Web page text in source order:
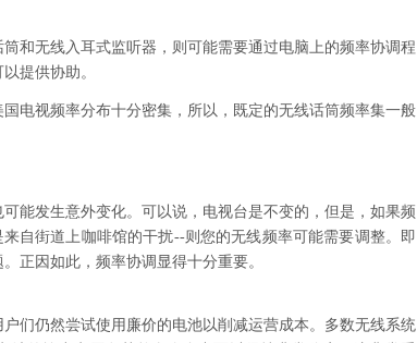
和无线入耳式监听器，则可能需要通过电脑上的频率协调程
提供协助。
电视频率分布十分密集，所以，既定的无线话筒频率集一般
能发生意外变化。可以说，电视台是不变的，但是，如果频
自街道上咖啡馆的干扰--则您的无线频率可能需要调整。即
正因如此，频率协调显得十分重要。
们仍然尝试使用廉价的电池以削减运营成本。多数无线系统